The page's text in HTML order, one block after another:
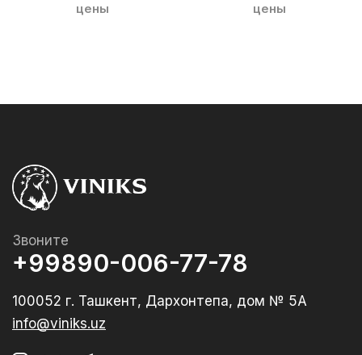
цены
цены
Звоните
+99890-006-77-78
100052 г. Ташкент, Дархонтепа, дом № 5А
info@viniks.uz